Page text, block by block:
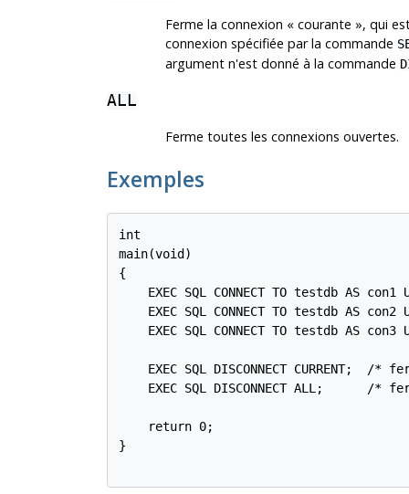
Ferme la connexion « courante », qui
connexion spécifiée par la commande
argument n'est donné à la commande
ALL
Ferme toutes les connexions ouvertes.
Exemples
int
main(void)
{
EXEC SQL CONNECT TO testdb AS con1
EXEC SQL CONNECT TO testdb AS con2
EXEC SQL CONNECT TO testdb AS con3
EXEC SQL DISCONNECT CURRENT;  /*
EXEC SQL DISCONNECT ALL;      /*
    return 0;
}